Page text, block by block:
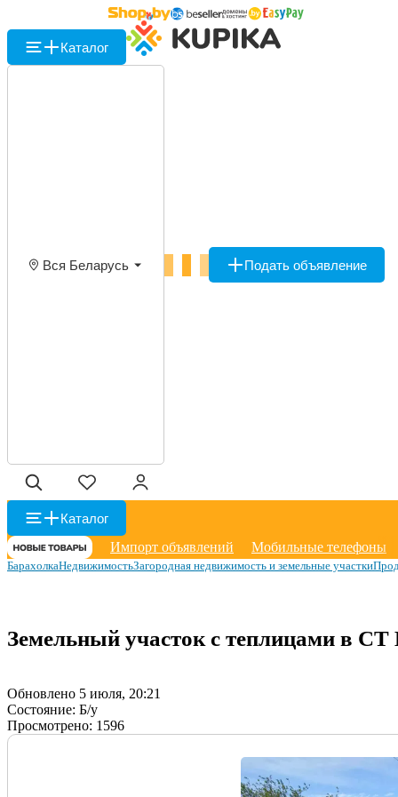
Каталог
Вся Беларусь Подать объявление
Каталог
Импорт объявлений
Мобильные телефоны
БарахолкаНедвижимостьЗагородная недвижимость и земельные участки
Земельный участок с теплицами в СТ
Обновлено 5 июля, 20:21
Состояние: Б/у
Просмотрено: 1596